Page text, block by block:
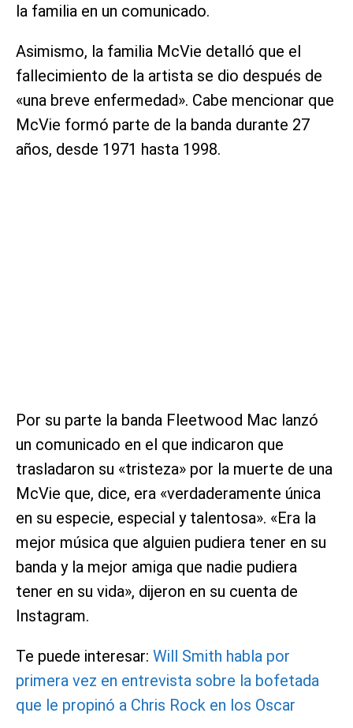
la familia en un comunicado.
Asimismo, la familia McVie detalló que el
fallecimiento de la artista se dio después de
«una breve enfermedad». Cabe mencionar que
McVie formó parte de la banda durante 27
años, desde 1971 hasta 1998.
Por su parte la banda Fleetwood Mac lanzó
un comunicado en el que indicaron que
trasladaron su «tristeza» por la muerte de una
McVie que, dice, era «verdaderamente única
en su especie, especial y talentosa». «Era la
mejor música que alguien pudiera tener en su
banda y la mejor amiga que nadie pudiera
tener en su vida», dijeron en su cuenta de
Instagram.
Te puede interesar: Will Smith habla por
primera vez en entrevista sobre la bofetada
que le propinó a Chris Rock en los Oscar